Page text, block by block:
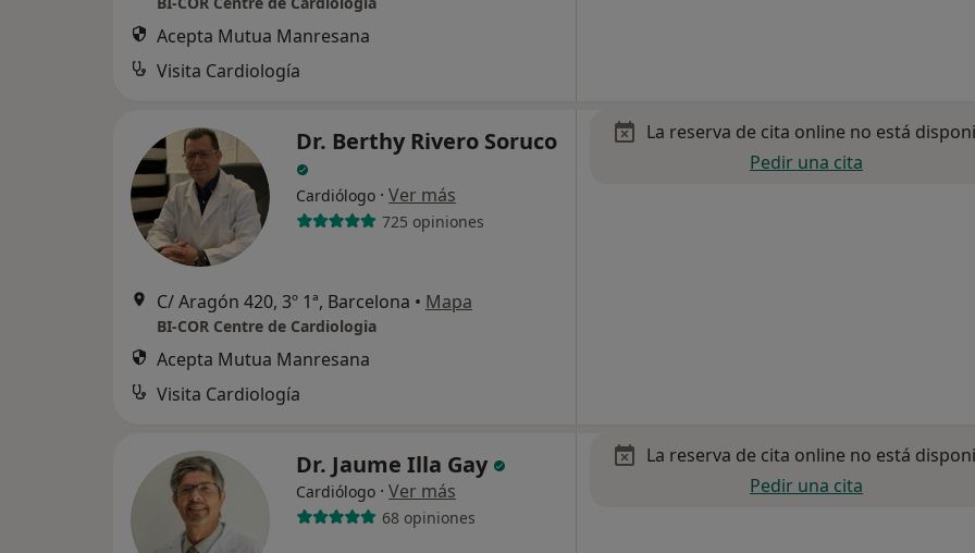
Acepta Mutua Manresana
Visita Cardiología
Dr. Berthy Rivero Soruco
Cardiólogo · Ver más
725 opiniones
C/ Aragón 420, 3º 1ª, Barcelona • Mapa
BI-COR Centre de Cardiologia
Acepta Mutua Manresana
Visita Cardiología
La reserva de cita online no está
Pedir una cita
Dr. Jaume Illa Gay
Cardiólogo · Ver más
68 opiniones
La reserva de cita online no está
Pedir una cita